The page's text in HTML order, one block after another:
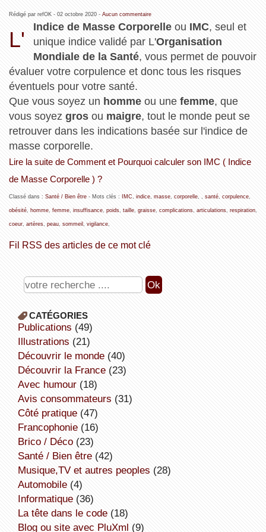
Rédigé par refOK - 02 octobre 2020- Aucun commentaire
L'
Indice de Masse Corporelle ou IMC, seul et
unique indice validé par L'Organisation
Mondiale de la Santé, vous permet de pouvoir
évaluer votre corpulence et donc tous les risques
éventuels pour votre santé.
Que vous soyez un hommeou une femme, que
vous soyez grosou maigre, tout le monde peut se
retrouver dans les indications basée sur l'indice de
masse corporelle.
Lire la suite de Comment et Pourquoi calculer son IMC ( Indice
de Masse Corporelle ) ?
Classé dans : Santé / Bien être- Mots clés : IMC indice, masse, corporelle, santé, corpulence,
obésité, homme, femme, insuffisance, poids, taille, graisse, complications, articulations, respiration,
coeur, artères, peau, sommeil vigilance,
Fil RSS des articles de ce mot clé
CATÉGORIES
publications (49)
illustrations (21)
découvrir le monde(40)
découvrir la France(23)
avec humour(18)
avis consommateurs (31)
côté pratique(47)
Francophonie(16)
Brico / Déco(23)
Santé / Bien être(42)
Musique,TV et autres peoples (28)
Automobile(4)
informatique(36)
la tête dans le code(18)
Blog ou site avec PluXml (9)